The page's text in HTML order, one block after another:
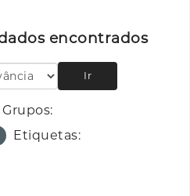
encontrados
Ir
Grupos:
Etiquetas: